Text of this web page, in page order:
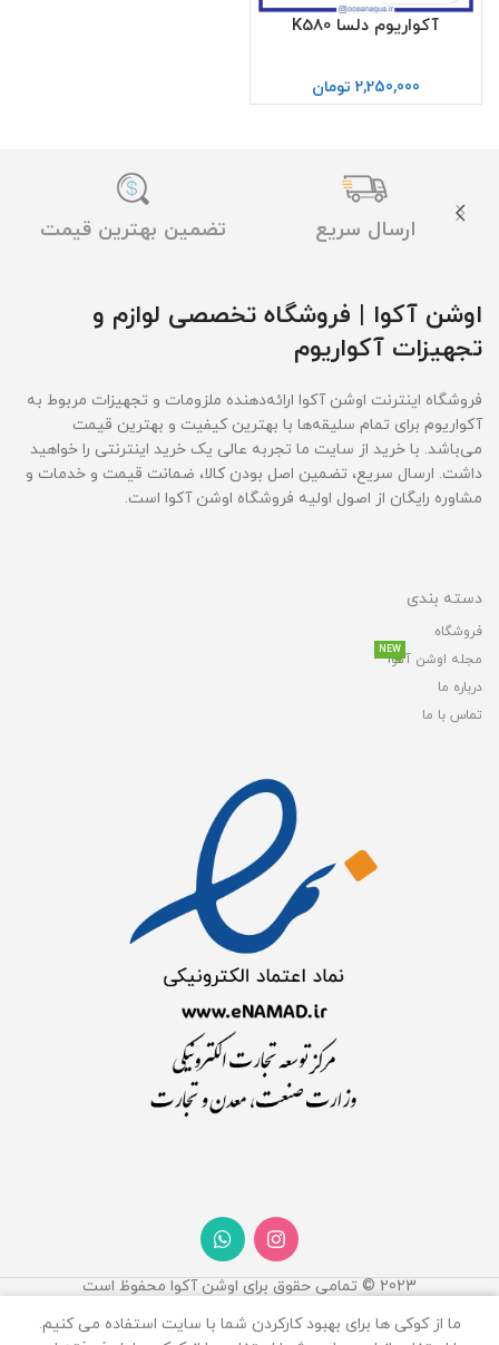
آکواریوم دلسا K580
2,250,000 تومان
ارسال سریع تضمین بهترین قیمت
اوشن آکوا | فروشگاه تخصصی لوازم و
تجهیزات آکواریوم
فروشگاه اینترنت اوشن آکوا ارائه‌دهنده ملزومات و تجهیزات مربوط به
آکواریوم برای تمام سلیقه‌ها با بهترین کیفیت و بهترین قیمت‌
می‌باشد. با خرید از سایت ما تجربه عالی یک خرید اینترنتی را خواهید
داشت. ارسال سریع، تضمین اصل بودن کالا، ضمانت قیمت و خدمات و
مشاوره رایگان از اصول اولیه فروشگاه اوشن آکوا است.
دسته بندی
فروشگاه
مجله اوشن آکوا
NEW
درباره ما
تماس با ما
2023 © تمامی حقوق برای اوشن آکوا محفوظ است
ما از کوکی ها برای بهبود کارکردن شما با سایت استفاده می کنیم.
فیلترهاعلاقه مندیسبد خرید
حساب کاربری من